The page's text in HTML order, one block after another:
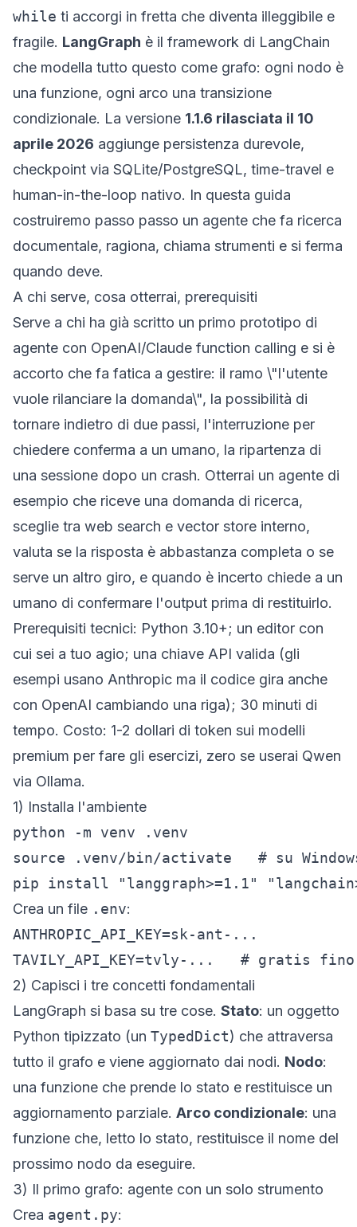
while ti accorgi in fretta che diventa illeggibile e
fragile. LangGraph è il framework di LangChain
che modella tutto questo come grafo: ogni nodo è
una funzione, ogni arco una transizione
condizionale. La versione 1.1.6 rilasciata il 10
aprile 2026 aggiunge persistenza durevole,
checkpoint via SQLite/PostgreSQL, time-travel e
human-in-the-loop nativo. In questa guida
costruiremo passo passo un agente che fa ricerca
documentale, ragiona, chiama strumenti e si ferma
quando deve.
A chi serve, cosa otterrai, prerequisiti
Serve a chi ha già scritto un primo prototipo di
agente con OpenAI/Claude function calling e si è
accorto che fa fatica a gestire: il ramo \"l'utente
vuole rilanciare la domanda\", la possibilità di
tornare indietro di due passi, l'interruzione per
chiedere conferma a un umano, la ripartenza di
una sessione dopo un crash. Otterrai un agente di
esempio che riceve una domanda di ricerca,
sceglie tra web search e vector store interno,
valuta se la risposta è abbastanza completa o se
serve un altro giro, e quando è incerto chiede a un
umano di confermare l'output prima di restituirlo.
Prerequisiti tecnici: Python 3.10+; un editor con
cui sei a tuo agio; una chiave API valida (gli
esempi usano Anthropic ma il codice gira anche
con OpenAI cambiando una riga); 30 minuti di
tempo. Costo: 1-2 dollari di token sui modelli
premium per fare gli esercizi, zero se userai Qwen
via Ollama.
1) Installa l'ambiente
python -m venv .venv
source .venv/bin/activate   # su
pip install "langgraph>=1.1"
Crea un file .env:
ANTHROPIC_API_KEY=sk-ant-...
TAVILY_API_KEY=tvly-...   # gratis fino
2) Capisci i tre concetti fondamentali
LangGraph si basa su tre cose. Stato: un oggetto
Python tipizzato (un TypedDict) che attraversa
tutto il grafo e viene aggiornato dai nodi. Nodo:
una funzione che prende lo stato e restituisce un
aggiornamento parziale. Arco condizionale: una
funzione che, letto lo stato, restituisce il nome del
prossimo nodo da eseguire.
3) Il primo grafo: agente con un solo strumento
Crea agent.py: